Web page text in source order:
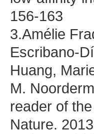
156-163
3.Amélie
Escribano-
Huang,
M.
reader of
Nature.